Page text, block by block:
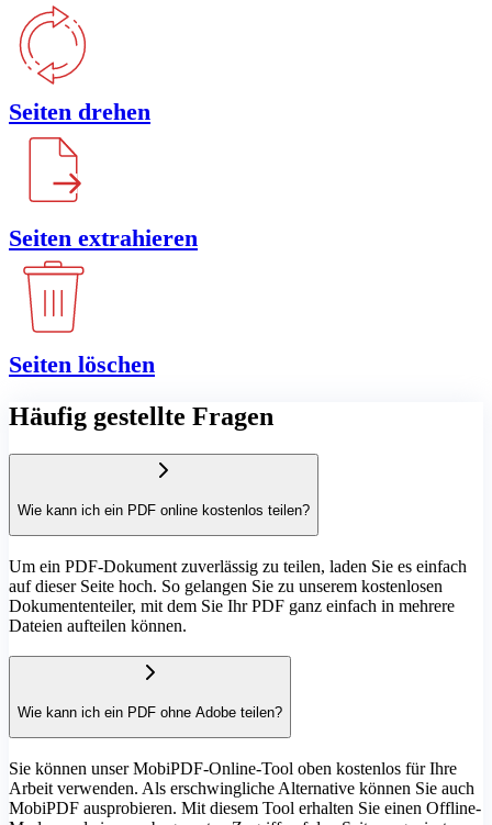
Seiten drehen
Seiten extrahieren
Seiten löschen
Häufig gestellte Fragen
Wie kann ich ein PDF online kostenlos teilen?
Um ein PDF-Dokument zuverlässig zu teilen, laden Sie es einfach
auf dieser Seite hoch. So gelangen Sie zu unserem kostenlosen
Dokumententeiler, mit dem Sie Ihr PDF ganz einfach in mehrere
Dateien aufteilen können.
Wie kann ich ein PDF ohne Adobe teilen?
Sie können unser MobiPDF-Online-Tool oben kostenlos für Ihre
Arbeit verwenden. Als erschwingliche Alternative können Sie auch
MobiPDF ausprobieren. Mit diesem Tool erhalten Sie einen Offline-